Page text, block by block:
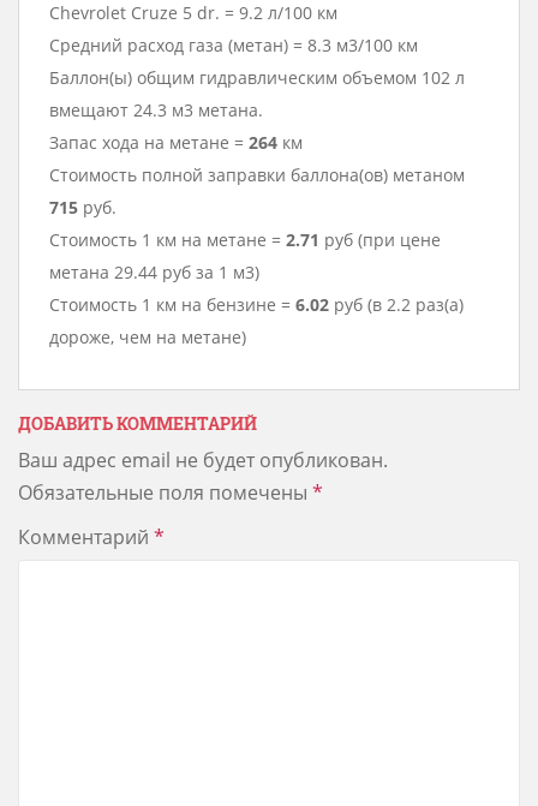
Chevrolet Cruze 5 dr. = 9.2 л/100 км
Средний расход газа (метан) = 8.3 м3/100 км
Баллон(ы) общим гидравлическим объемом 102 л
вмещают 24.3 м3 метана.
Запас хода на метане = 264 км
Стоимость полной заправки баллона(ов) метаном
715 руб.
Стоимость 1 км на метане = 2.71 руб (при цене
метана 29.44 руб за 1 м3)
Стоимость 1 км на бензине = 6.02 руб (в 2.2 раз(а)
дороже, чем на метане)
ДОБАВИТЬ КОММЕНТАРИЙ
Ваш адрес email не будет опубликован.
Обязательные поля помечены *
Комментарий *